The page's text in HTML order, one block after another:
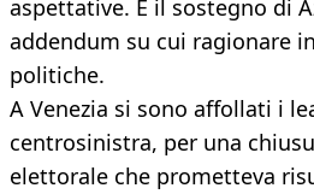
aspettative. E il sostegno di
addendum su cui ragionare
politiche.
A Venezia si sono affollati i
centrosinistra, per una
elettorale che prometteva